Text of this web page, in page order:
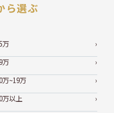
ら選ぶ
万
万
万~19万
万以上